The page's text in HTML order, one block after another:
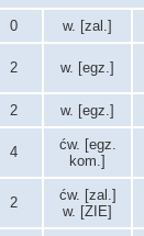
0 w. [zal.]
2 w. [egz.]
2 w. [egz.]
4
ćw. [egz.
kom.]
2
ćw. [zal.]
w. [ZIE]